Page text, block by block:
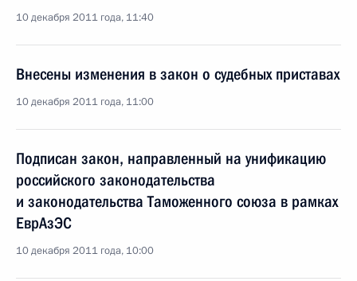
10 декабря 2011 года, 11:40
Внесены изменения в закон о судебных приставах
10 декабря 2011 года, 11:00
Подписан закон, направленный на унификацию
российского законодательства
и законодательства Таможенного союза в рамках
ЕврАзЭС
10 декабря 2011 года, 10:00